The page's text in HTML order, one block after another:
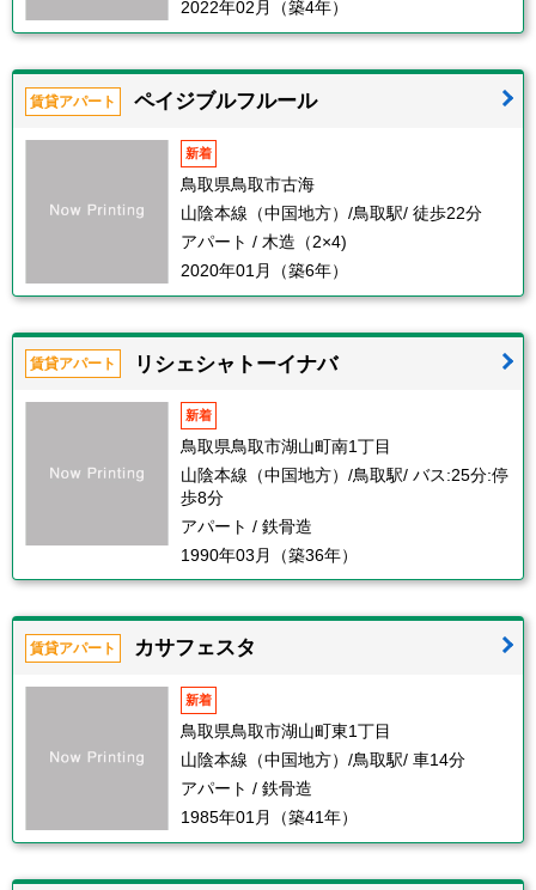
2022年02月（築4年）
賃貸アパート ペイジブルフルール
新着
鳥取県鳥取市古海
山陰本線（中国地方）/鳥取駅/ 徒歩22分
アパート / 木造（2×4)
2020年01月（築6年）
賃貸アパート リシェシャトーイナバ
新着
鳥取県鳥取市湖山町南1丁目
山陰本線（中国地方）/鳥取駅/ バス:25分:停
歩8分
アパート / 鉄骨造
1990年03月（築36年）
賃貸アパート カサフェスタ
新着
鳥取県鳥取市湖山町東1丁目
山陰本線（中国地方）/鳥取駅/ 車14分
アパート / 鉄骨造
1985年01月（築41年）